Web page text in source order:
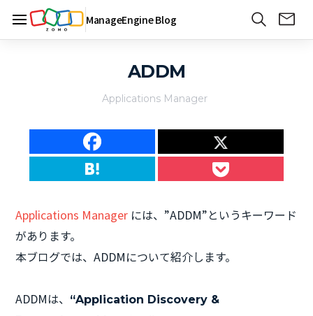
ManageEngine Blog
ADDM
Applications Manager
Applications Manager には、”ADDM”というキーワード
があります。
本ブログでは、ADDMについて紹介します。
ADDMは、 “Application Discovery &